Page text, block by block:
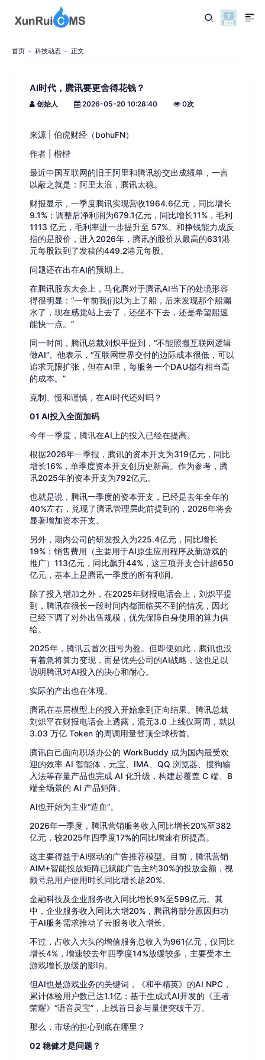
首页 科技动态 正文
AI时代，腾讯要更舍得花钱？
创始人 2026-05-20 10:28:40 0次
来源 | 伯虎财经（bohuFN）
作者 | 楷楷
最近中国互联网的旧王阿里和腾讯纷交出成绩单，一言
以蔽之就是：阿里太浪，腾讯太稳。
财报显示，一季度腾讯实现营收1964.6亿元，同比增长
9.1%；调整后净利润为679.1亿元，同比增长11%，毛利
1113 亿元，毛利率进一步提升至 57%。和挣钱能力成反
指的是股价，进入2026年，腾讯的股价从最高的631港
元每股跌到了发稿的449.2港元每股。
问题还在出在AI的预期上。
在腾讯股东大会上，马化腾对于腾讯AI当下的处境形容
得很明显：“一年前我们以为上了船，后来发现那个船漏
水了，现在感觉站上去了，还坐不下去，还是希望船速
能快一点。”
同一时间，腾讯总裁刘炽平提到，“不能照搬互联网逻辑
做AI”。他表示，“互联网世界交付的边际成本很低，可以
追求无限扩张，但在AI里，每服务一个DAU都有相当高
的成本。”
克制、慢和谨慎，在AI时代还对吗？
01 AI投入全面加码
今年一季度，腾讯在AI上的投入已经在提高。
根据2026年一季报，腾讯的资本开支为319亿元，同比
增长16%，单季度资本开支创历史新高。作为参考，腾
讯2025年的资本开支为792亿元。
也就是说，腾讯一季度的资本开支，已经是去年全年的
40%左右，兑现了腾讯管理层此前提到的，2026年将会
显著增加资本开支。
另外，期内公司的研发投入为225.4亿元，同比增长
19%；销售费用（主要用于AI原生应用程序及新游戏的
推广）113亿元，同比飙升44%，这三项开支合计超650
亿元，基本上是腾讯一季度的所有利润。
除了投入增加之外，在2025年财报电话会上，刘炽平提
到，腾讯在很长一段时间内都面临买不到的情况，因此
已经下调了对外出售规模，优先保障自身使用的算力供
给。
2025年，腾讯云首次扭亏为盈。但即便如此，腾讯也没
有着急将算力变现，而是优先公司的AI战略，这也足以
说明腾讯对AI投入的决心和耐心。
实际的产出也在体现。
腾讯在基层模型上的投入开始拿到正向结果。腾讯总裁
刘炽平在财报电话会上透露，混元3.0 上线仅两周，就以
3.03 万亿 Token 的周调用量登顶全球榜首。
腾讯自己面向职场办公的 WorkBuddy 成为国内最受欢
迎的效率 AI 智能体，元宝、IMA、QQ 浏览器、搜狗输
入法等存量产品也完成 AI 化升级，构建起覆盖 C 端、B
端全场景的 AI 产品矩阵。
AI也开始为主业“造血”。
2026年一季度，腾讯营销服务收入同比增长20%至382
亿元，较2025年四季度17%的同比增速有所提高。
这主要得益于AI驱动的广告推荐模型。目前，腾讯营销
AIM+智能投放矩阵已赋能广告主约30%的投放金额，视
频号总用户使用时长同比增长超20%。
金融科技及企业服务收入同比增长9%至599亿元。其
中，企业服务收入同比大增20%，腾讯将部分原因归功
于AI服务需求推动了云服务收入增长。
不过，占收入大头的增值服务总收入为961亿元，仅同比
增长4%，增速较去年四季度14%放缓较多，主要受本土
游戏增长放缓的影响。
但AI也是游戏业务的关键词，《和平精英》的AI NPC，
累计体验用户数已达1.1亿；基于生成式AI开发的《王者
荣耀》“语音灵宝”，上线首日参与量便突破千万。
那么，市场的担心到底在哪里？
02 稳健才是问题？